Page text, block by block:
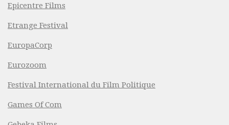
Epicentre Films
Etrange Festival
EuropaCorp
Eurozoom
Festival International du Film Politique
Games Of Com